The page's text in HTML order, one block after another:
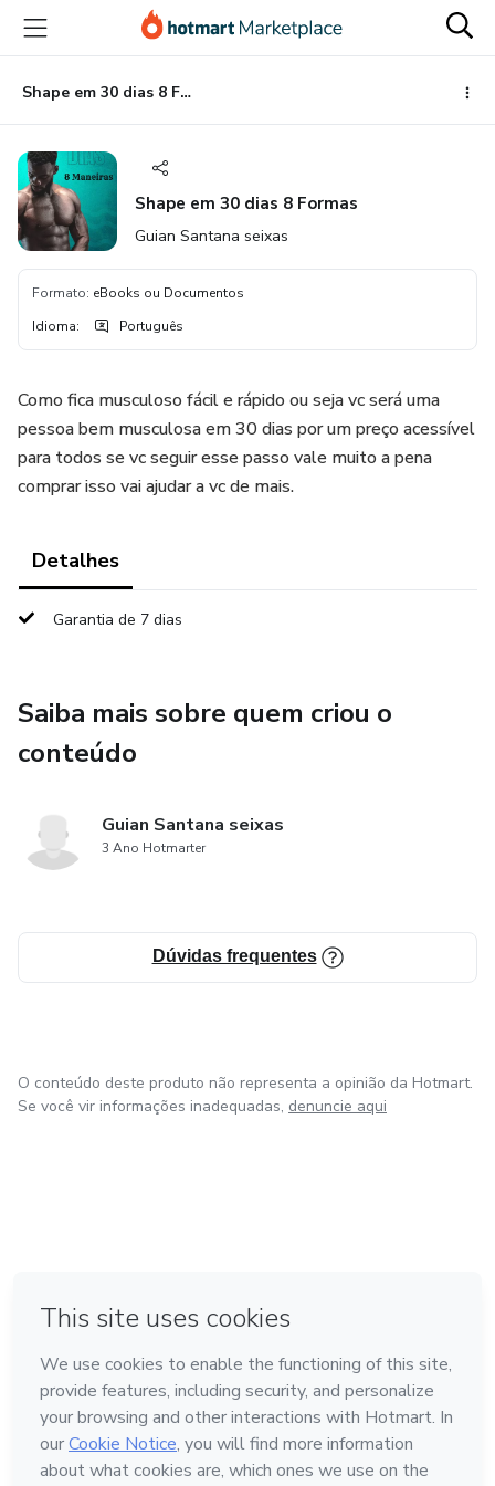
para
conteúdo
principal
para
pagamento
para
rodapé
Shape em 30 dias 8 Formas
Shape em 30 dias 8 Formas
Guian Santana seixas
Formato: eBooks ou Documentos
Idioma: Português
Como fica musculoso fácil e rápido ou seja vc será uma
pessoa bem musculosa em 30 dias por um preço acessível
para todos se vc seguir esse passo vale muito a pena
comprar isso vai ajudar a vc de mais.
Detalhes
Garantia de 7 dias
Saiba mais sobre quem criou o
conteúdo
Guian Santana seixas
3 Ano Hotmarter
Dúvidas frequentes
O conteúdo deste produto não representa a opinião da Hotmart.
Se você vir informações inadequadas, denuncie aqui
Feito com ❤ na Cidade do México
Conheça a Hotmart